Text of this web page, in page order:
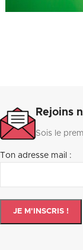
Rejoins
Sois le
Ton adresse mail :